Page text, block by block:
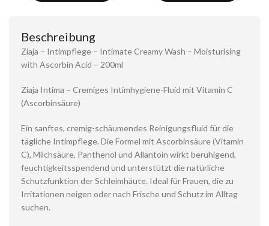
Beschreibung
Ziaja – Intimpflege – Intimate Creamy Wash – Moisturising
with Ascorbin Acid – 200ml
Ziaja Intima – Cremiges Intimhygiene-Fluid mit Vitamin C
(Ascorbinsäure)
Ein sanftes, cremig-schäumendes Reinigungsfluid für die
tägliche Intimpflege. Die Formel mit Ascorbinsäure (Vitamin
C), Milchsäure, Panthenol und Allantoin wirkt beruhigend,
feuchtigkeitsspendend und unterstützt die natürliche
Schutzfunktion der Schleimhäute. Ideal für Frauen, die zu
Irritationen neigen oder nach Frische und Schutz im Alltag
suchen.